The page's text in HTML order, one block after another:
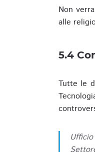
Non
alle
5.4
Tutte le